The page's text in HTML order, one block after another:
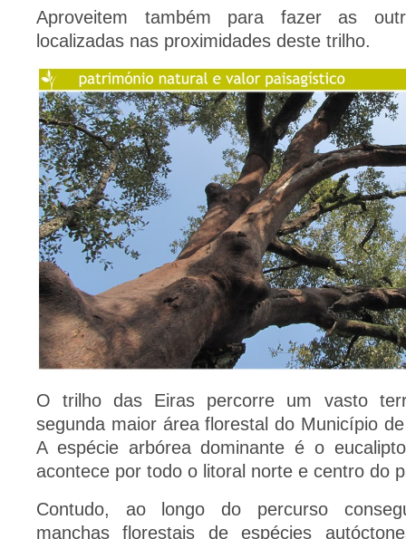
Aproveitem também para fazer as
localizadas nas proximidades deste trilho.
O trilho das Eiras percorre um vasto
segunda maior área florestal do Município
A espécie arbórea dominante é o
acontece por todo o litoral norte e centro do
Contudo, ao longo do percurso
manchas florestais de espécies